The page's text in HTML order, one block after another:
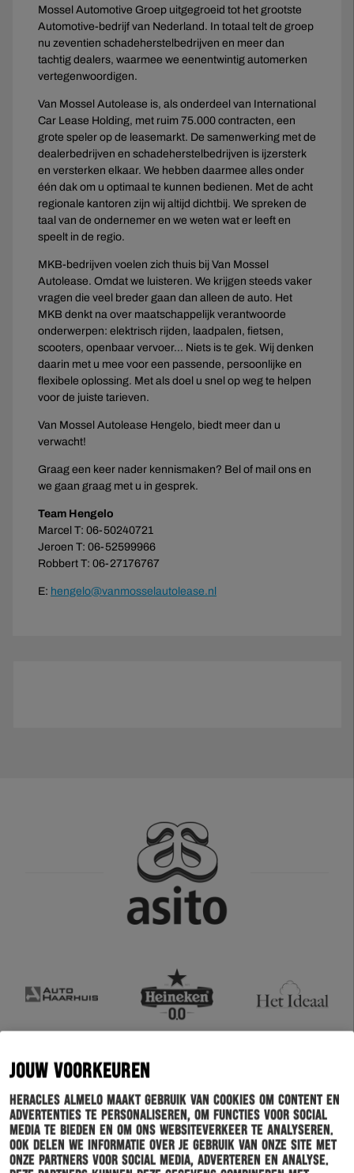
JOUW VOORKEUREN
Heracles Almelo maakt gebruik van cookies om content en
advertenties te personaliseren, om functies voor social
media te bieden en om ons websiteverkeer te analyseren.
Ook delen we informatie over je gebruik van onze site met
onze partners voor social media, adverteren en analyse.
Mossel Automotive Groep uitgegroeid tot het grootste
Automotive-bedrijf van Nederland. In totaal telt de groep
nu zeventien schadeherstelbedrijven en meer dan
tachtig dealers, waarmee we eenentwintig automerken
vertegenwoordigen.
Van Mossel Autolease is, als onderdeel van International
Car Lease Holding, met ruim 75.000 contracten, een
grote speler op de leasemarkt. De samenwerking met de
dealerbedrijven en schadeherstelbedrijven is ijzersterk
en versterken elkaar. We hebben daarmee alles onder
één dak om u optimaal te kunnen bedienen. Met de acht
regionale kantoren zijn wij altijd dichtbij. We spreken de
taal van de ondernemer en we weten wat er leeft en
speelt in de regio.
MKB-bedrijven voelen zich thuis bij Van Mossel
Autolease. Omdat we luisteren. We krijgen steeds vaker
vragen die veel breder gaan dan alleen de auto. Het
MKB denkt na over maatschappelijk verantwoorde
onderwerpen: elektrisch rijden, laadpalen, fietsen,
scooters, openbaar vervoer… Niets is te gek. Wij denken
daarin met u mee voor een passende, persoonlijke en
flexibele oplossing. Met als doel u snel op weg te helpen
voor de juiste tarieven.
Van Mossel Autolease Hengelo, biedt meer dan u
verwacht!
Graag een keer nader kennismaken? Bel of mail ons en
we gaan graag met u in gesprek.
Team Hengelo
Marcel T: 06-50240721
Jeroen T: 06-52599966
Robbert T: 06-27176767
E: hengelo@vanmosselautolease.nl